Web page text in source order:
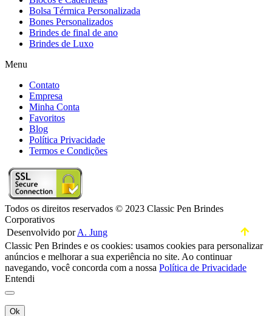
Bolsa Térmica Personalizada
Bones Personalizados
Brindes de final de ano
Brindes de Luxo
Menu
Contato
Empresa
Minha Conta
Favoritos
Blog
Política Privacidade
Termos e Condições
Todos os direitos reservados © 2023 Classic Pen Brindes
Corporativos
Desenvolvido porA. Jung
Classic Pen Brindes e os cookies: usamos cookies para personalizar
anúncios e melhorar a sua experiência no site. Ao continuar
navegando, você concorda com a nossa Política de Privacidade
Entendi
Ok